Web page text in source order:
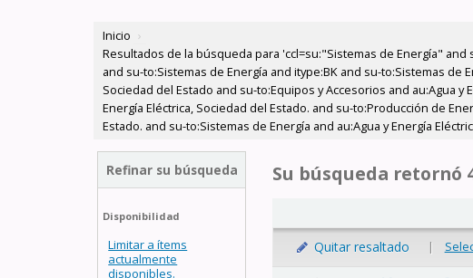
Inicio ›
Resultados de la búsqueda para 'ccl=su:"Sistemas de Energía" and
and su-to:Sistemas de Energía and itype:BK and su-to:Sistemas de
Sociedad del Estado and su-to:Equipos y Accesorios and au:Agua y
Energía Eléctrica, Sociedad del Estado. and su-to:Producción de
Estado. and su-to:Sistemas de Energía and au:Agua y Energía
Refinar su búsqueda
Disponibilidad
Limitar a ítems
actualmente
disponibles.
Su búsqueda retornó
Quitar resaltado |